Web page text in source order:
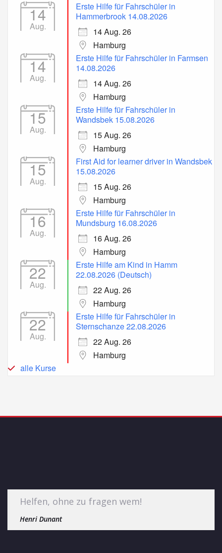
14
Aug.
Erste Hilfe für Fahrschüler in
Hammerbrook 14.08.2026
14 Aug. 26
Hamburg
14
Aug.
Erste Hilfe für Fahrschüler in Farmsen
14.08.2026
14 Aug. 26
Hamburg
15
Aug.
Erste Hilfe für Fahrschüler in
Wandsbek 15.08.2026
15 Aug. 26
Hamburg
15
Aug.
First Aid for learner driver in Wandsbek
15.08.2026
15 Aug. 26
Hamburg
16
Aug.
Erste Hilfe für Fahrschüler in
Mundsburg 16.08.2026
16 Aug. 26
Hamburg
22
Aug.
Erste Hilfe am Kind in Hamm
22.08.2026 (Deutsch)
22 Aug. 26
Hamburg
22
Aug.
Erste Hilfe für Fahrschüler in
Sternschanze 22.08.2026
22 Aug. 26
Hamburg
alle Kurse
Helfen, ohne zu fragen wem!
Henri Dunant